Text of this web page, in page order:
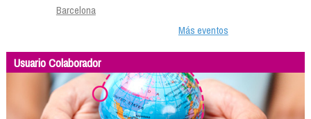
Barcelona
Más eventos
Usuario Colaborador